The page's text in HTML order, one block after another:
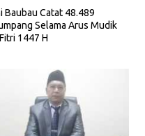
Baubau Catat 48.489
Selama Arus Mudik
1447 H